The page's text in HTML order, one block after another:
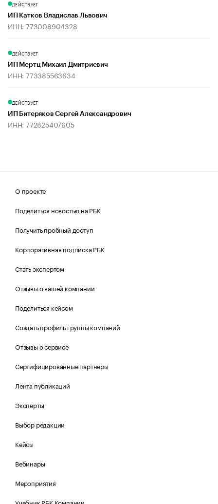
ДЕЙСТВУЕТ
ИП Катков Владислав Львович
ИНН: 773008904328
ДЕЙСТВУЕТ
ИП Мертц Михаил Дмитриевич
ИНН: 773385563634
ДЕЙСТВУЕТ
ИП Битеряков Сергей Александрович
ИНН: 772825407605
О проекте
Поделиться новостью на РБК
Получить пробный доступ
Корпоративная подписка РБК
Стать экспертом
Отзывы о вашей компании
Поделиться кейсом
Создать профиль группы компаний
Отзывы о сервисе
Сертифицированные партнеры
Лента публикаций
Эксперты
Выбор редакции
Кейсы
Вебинары
Мероприятия